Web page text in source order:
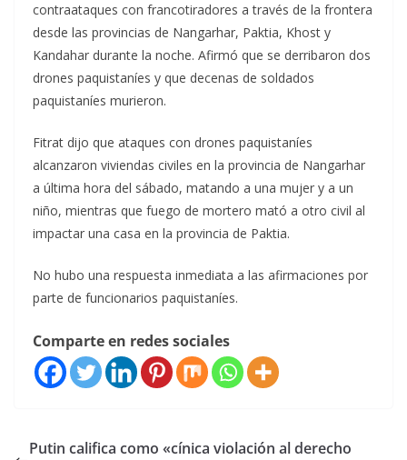
contraataques con francotiradores a través de la frontera
desde las provincias de Nangarhar, Paktia, Khost y
Kandahar durante la noche. Afirmó que se derribaron dos
drones paquistaníes y que decenas de soldados
paquistaníes murieron.
Fitrat dijo que ataques con drones paquistaníes
alcanzaron viviendas civiles en la provincia de Nangarhar
a última hora del sábado, matando a una mujer y a un
niño, mientras que fuego de mortero mató a otro civil al
impactar una casa en la provincia de Paktia.
No hubo una respuesta inmediata a las afirmaciones por
parte de funcionarios paquistaníes.
Comparte en redes sociales
Putin califica como «cínica violación al derecho